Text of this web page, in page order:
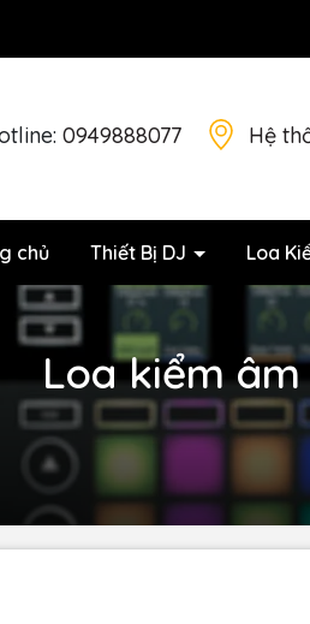
0949888077 Hệ
chủ Thiết Bị DJ Loa
Loa kiểm